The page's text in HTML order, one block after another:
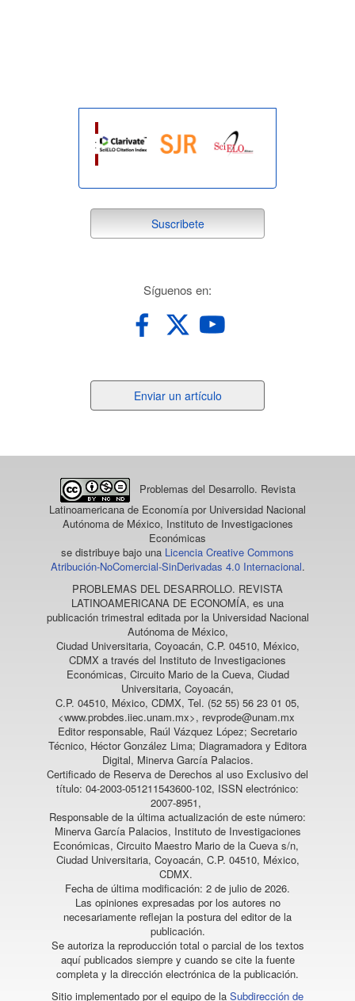
suscribete
Suscribete
Síguenos en:
un
Enviar un artículo
Problemas del Desarrollo. Revista
Latinoamericana de Economía por Universidad Nacional
Autónoma de México, Instituto de Investigaciones
Económicas
se distribuye bajo una Licencia Creative Commons
Atribución-NoComercial-SinDerivadas 4.0 Internacional.
PROBLEMAS DEL DESARROLLO. REVISTA
LATINOAMERICANA DE ECONOMÍA, es una
publicación trimestral editada por la Universidad Nacional
Autónoma de México,
Ciudad Universitaria, Coyoacán, C.P. 04510, México,
CDMX a través del Instituto de Investigaciones
Económicas, Circuito Mario de la Cueva, Ciudad
Universitaria, Coyoacán,
C.P. 04510, México, CDMX, Tel. (52 55) 56 23 01 05,
<www.probdes.iiec.unam.mx>, revprode@unam.mx
Editor responsable, Raúl Vázquez López; Secretario
Técnico, Héctor González Lima; Diagramadora y Editora
Digital, Minerva García Palacios.
Certificado de Reserva de Derechos al uso Exclusivo del
título: 04-2003-051211543600-102, ISSN electrónico:
2007-8951,
Responsable de la última actualización de este número:
Minerva García Palacios, Instituto de Investigaciones
Económicas, Circuito Maestro Mario de la Cueva s/n,
Ciudad Universitaria, Coyoacán, C.P. 04510, México,
CDMX.
Fecha de última modificación: 2 de julio de 2026.
Las opiniones expresadas por los autores no
necesariamente reflejan la postura del editor de la
publicación.
Se autoriza la reproducción total o parcial de los textos
aquí publicados siempre y cuando se cite la fuente
completa y la dirección electrónica de la publicación.
Sitio implementado por el equipo de la Subdirección de